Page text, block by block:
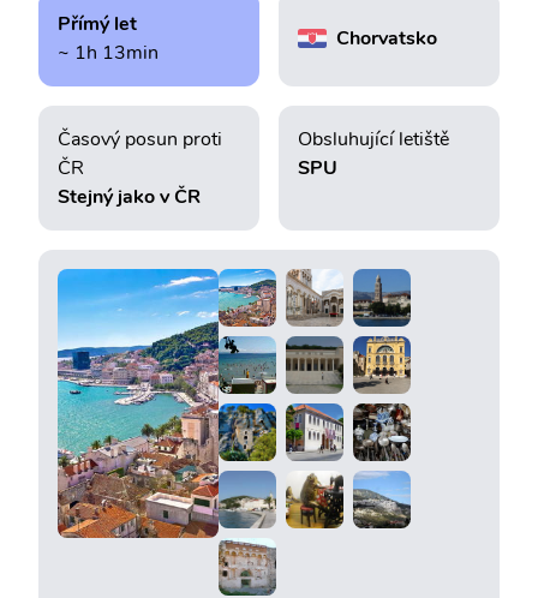
Přímý let
~ 1h 13min
Chorvatsko
Časový posun proti
ČR
Stejný jako v ČR
Obsluhující letiště
SPU